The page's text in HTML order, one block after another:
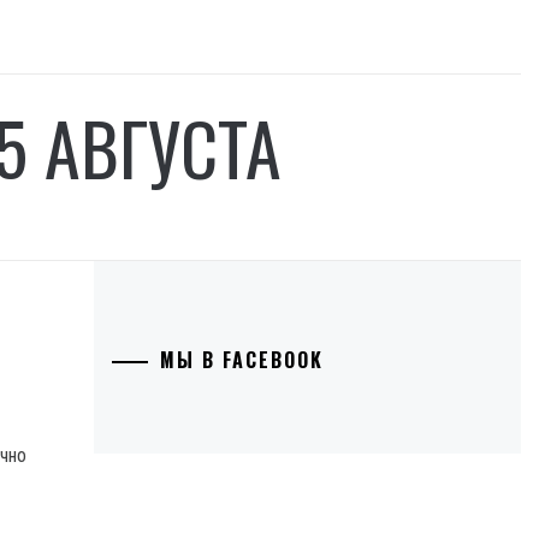
АВГУСТА
МЫ В FACEBOOK